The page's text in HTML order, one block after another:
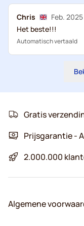
Chris
Feb. 2025
Het beste!!!
Automatisch vertaald
Gratis
Prijsgarantie -
2.000.000
Algemene